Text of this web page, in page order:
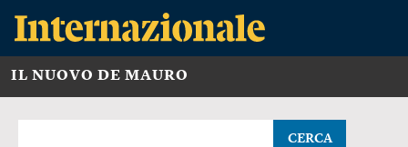
IL NUOVO DE MAURO
CERCA